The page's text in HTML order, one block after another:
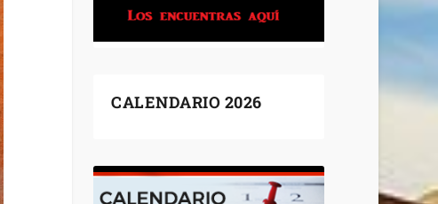
CALENDARIO 2026